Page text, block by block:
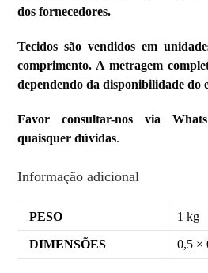
dos fornecedores.
Tecidos são vendidos em
comprimento. A metragem
dependendo da disponibilidade do
Favor consultar-nos via
quaisquer dúvidas.
Informação adicional
PESO 1 kg
DIMENSÕES 0,5 ×